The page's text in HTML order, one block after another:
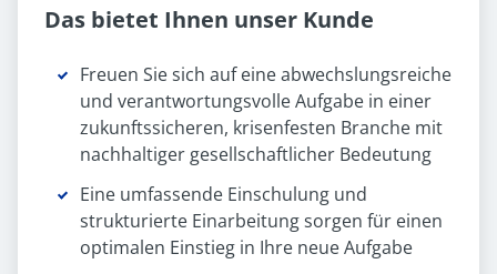
Das bietet Ihnen unser Kunde
Freuen Sie sich auf eine abwechslungsreiche
und verantwortungsvolle Aufgabe in einer
zukunftssicheren, krisenfesten Branche mit
nachhaltiger gesellschaftlicher Bedeutung
Eine umfassende Einschulung und
strukturierte Einarbeitung sorgen für einen
optimalen Einstieg in Ihre neue Aufgabe